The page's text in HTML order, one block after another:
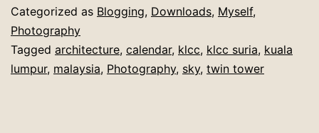
Categorized as Blogging, Downloads, Myself,
Photography
Tagged architecture, calendar, klcc, klcc suria, kuala
lumpur, malaysia, Photography, sky, twin tower